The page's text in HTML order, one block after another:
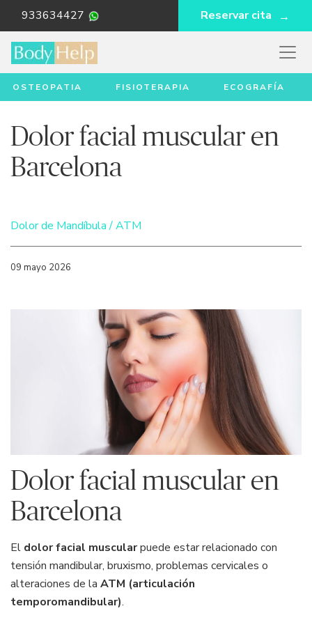
933634427 Reservar cita
OSTEOPATIA FISIOTERAPIA ECOGRAFÍA
Dolor facial muscular en
Barcelona
Dolor de Mandíbula / ATM
09 mayo 2026
Dolor facial muscular en
Barcelona
El dolor facial muscularpuede estar relacionado con
tensión mandibular, bruxismo, problemas cervicales o
alteraciones de la ATM (articulación
temporomandibular).